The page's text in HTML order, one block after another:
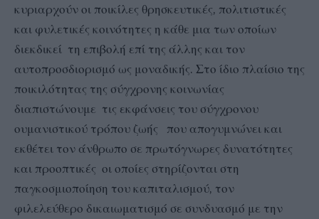
κυριαρχούν οι ποικίλες θρησκευτικές, πολιτιστικές
και φυλετικές κοινότητες η κάθε μια των οποίων
διεκδικεί τη επιβολή επί της άλλης και τον
αυτοπροσδιορισμό ως μοναδικής. Στο ίδιο πλαίσιο της
ποικιλότητας της σύγχρονης κοινωνίας
διαπιστώνουμε τις εκφάνσεις του σύγχρονου
ουμανιστικού τρόπου ζωής που απογυμνώνει και
εκθέτει τον άνθρωπο σε πρωτόγνωρες δυνατότητες
και προοπτικές οι οποίες στηρίζονται στη
παγκοσμιοποίηση του καπιταλισμού, τον
φιλελεύθερο δικαιωματισμό σε συνδυασμό με την